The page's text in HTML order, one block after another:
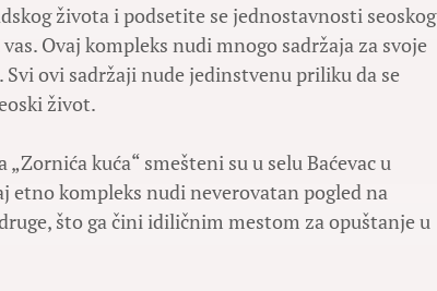
života i podsetite se jednostavnosti seoskog
Ovaj kompleks nudi mnogo sadržaja za svoje
ovi sadržaji nude jedinstvenu priliku da se
život.
kuća“ smešteni su u selu Baćevac u
etno kompleks nudi neverovatan pogled na
što ga čini idiličnim mestom za opuštanje u